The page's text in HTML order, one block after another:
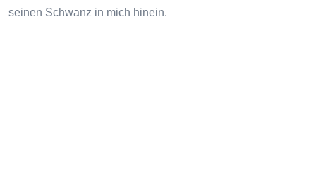
seinen Schwanz in mich hinein.